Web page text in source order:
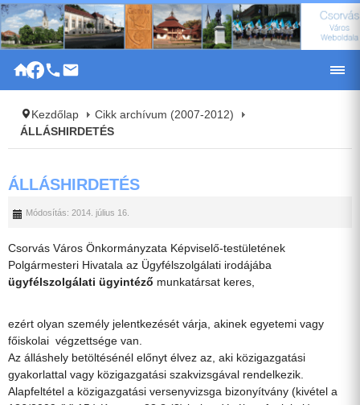
|
Kezdőlap
Cikk archívum (2007-2012)
ÁLLÁSHIRDETÉS
ÁLLÁSHIRDETÉS
Módosítás: 2014. július 16.
Csorvás Város Önkormányzata Képviselő-testületének
Polgármesteri Hivatala az Ügyfélszolgálati irodájába
ügyfélszolgálati ügyintéző munkatársat keres,
ezért olyan személy jelentkezését várja, akinek egyetemi vagy
főiskolai végzettsége van.
Az álláshely betöltésénél előnyt élvez az, aki közigazgatási
gyakorlattal vagy közigazgatási szakvizsgával rendelkezik.
Alapfeltétel a közigazgatási versenyvizsga bizonyítvány (kivétel a